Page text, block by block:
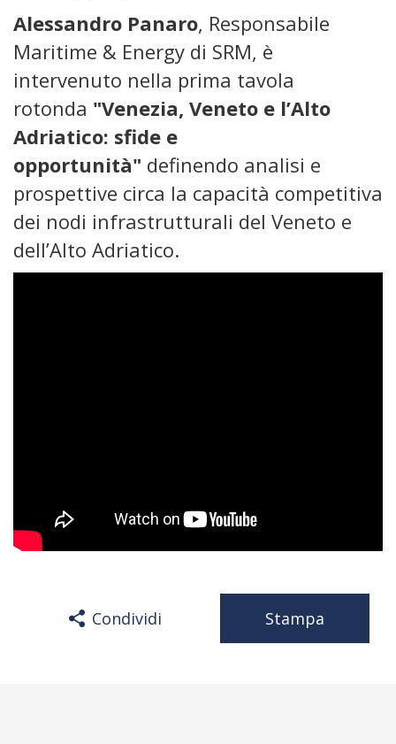
Alessandro Panaro, Responsabile
Maritime & Energy di SRM, è
intervenuto nella prima tavola
rotonda "Venezia, Veneto e l’Alto
Adriatico: sfide e
opportunità" definendo analisi e
prospettive circa la capacità competitiva
dei nodi infrastrutturali del Veneto e
dell’Alto Adriatico.
Condividi Stampa